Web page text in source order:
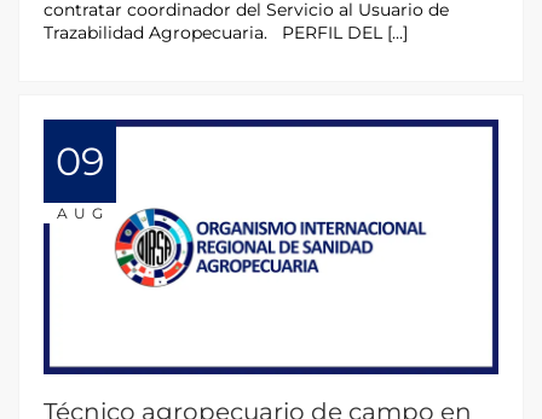
contratar coordinador del Servicio al Usuario de
Trazabilidad Agropecuaria. PERFIL DEL […]
09
AUG
Técnico agropecuario de campo en